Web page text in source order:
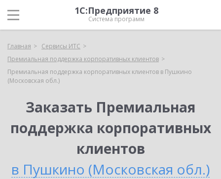
1С:Предприятие 8
Система программ
Главная
Сервисы ИТС
Премиальная поддержка корпоративных клиентов
Премиальная поддержка корпоративных клиентов в Пушкино
(Московская обл.)
Заказать Премиальная
поддержка корпоративных
клиентов
в Пушкино (Московская обл.)